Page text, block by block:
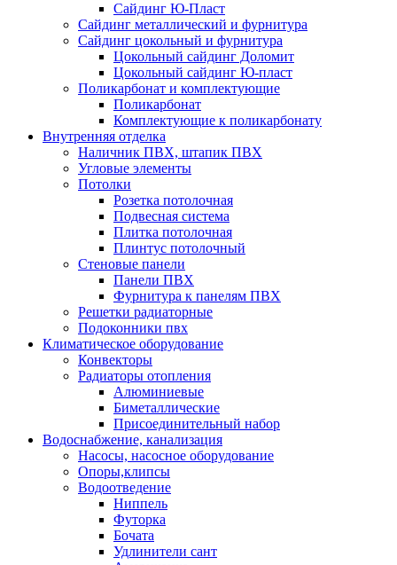
Сайдинг Ю-Пласт
Сайдинг металлический и фурнитура
Сайдинг цокольный и фурнитура
Цокольный сайдинг Доломит
Цокольный сайдинг Ю-пласт
Поликарбонат и комплектующие
Поликарбонат
Комплектующие к поликарбонату
Внутренняя отделка
Наличник ПВХ, штапик ПВХ
Угловые элементы
Потолки
Розетка потолочная
Подвесная система
Плитка потолочная
Плинтус потолочный
Стеновые панели
Панели ПВХ
Фурнитура к панелям ПВХ
Решетки радиаторные
Подоконники пвх
Климатическое оборудование
Конвекторы
Радиаторы отопления
Алюминиевые
Биметаллические
Присоединительный набор
Водоснабжение, канализация
Насосы, насосное оборудование
Опоры,клипсы
Водоотведение
Ниппель
Футорка
Бочата
Удлинители сант